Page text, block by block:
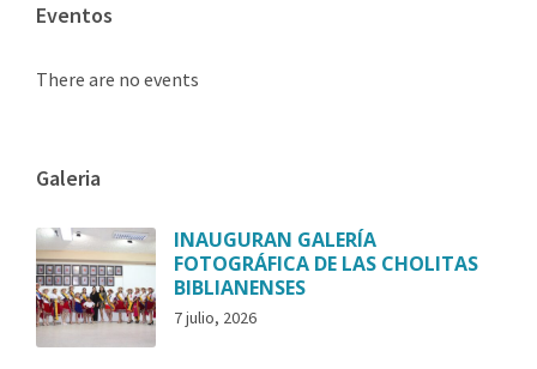
Eventos
There are no events
Galeria
INAUGURAN GALERÍA
FOTOGRÁFICA DE LAS CHOLITAS
BIBLIANENSES
7 julio, 2026